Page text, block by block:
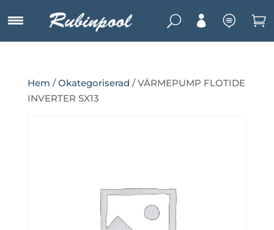
U   
Hem /Okategoriserad / VÄRMEPUMP FLOTIDE
INVERTER SX13